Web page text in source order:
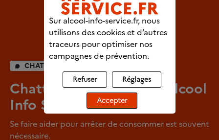
CHAT INDIVIDUEL
Chattez en direct avec Alcool
Info Service
Se faire aider pour arrêter de consommer est souvent
nécessaire.
Sur alcool-info-service.fr, nous
utilisons des cookies et d’autres
traceurs pour optimiser nos
campagnes de prévention.
Refuser Réglages
Accepter